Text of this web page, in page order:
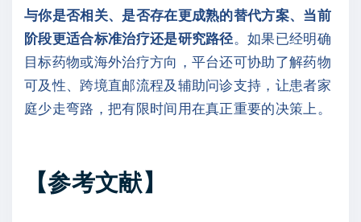
与你是否相关、是否存在更成熟的替代方案、当前
阶段更适合标准治疗还是研究路径 。如果已经明确
目标药物或海外治疗方向，平台还可协助了解药物
可及性、跨境直邮流程及辅助问诊支持，让患者家
庭少走弯路，把有限时间用在真正重要的决策上。
【参考文献】